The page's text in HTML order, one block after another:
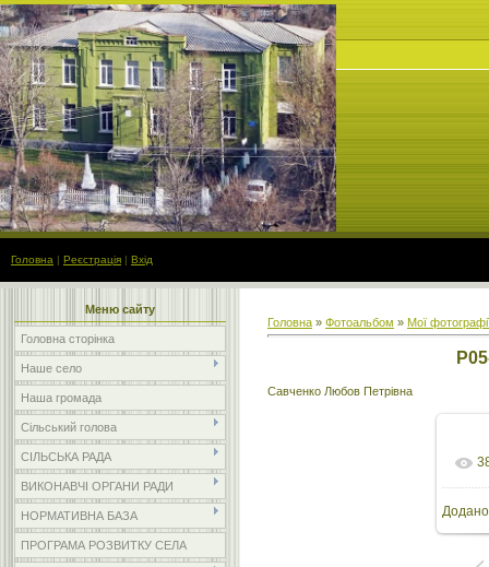
Головна | Реєстрація | Вхід
Меню сайту
Головна сторінка
Наше село
Наша громада
Сільський голова
СІЛЬСЬКА РАДА
ВИКОНАВЧІ ОРГАНИ РАДИ
НОРМАТИВНА БАЗА
ПРОГРАМА РОЗВИТКУ СЕЛА
Головна » Фотоальбом » Мої
Савченко Любов Петрівна
Додано